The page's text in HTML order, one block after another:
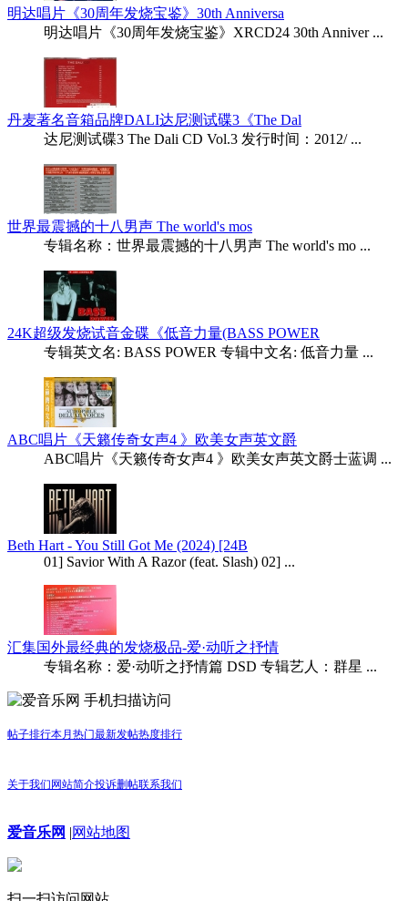
明达唱片《30周年发烧宝鉴》30th Anniversa
明达唱片《30周年发烧宝鉴》XRCD24 30th Anniver ...
丹麦著名音箱品牌DALI达尼测试碟3《The Dal
达尼测试碟3 The Dali CD Vol.3 发行时间：2012/ ...
世界最震撼的十八男声 The world's mos
专辑名称：世界最震撼的十八男声 The world's mo ...
24K超级发烧试音金碟《低音力量(BASS POWER
专辑英文名: BASS POWER 专辑中文名: 低音力量 ...
ABC唱片《天籁传奇女声4 》欧美女声英文爵
ABC唱片《天籁传奇女声4 》欧美女声英文爵士蓝调 ...
Beth Hart - You Still Got Me (2024) [24B
01] Savior With A Razor (feat. Slash) 02] ...
汇集国外最经典的发烧极品-爱·动听之抒情
专辑名称：爱·动听之抒情篇 DSD 专辑艺人：群星 ...
手机扫描访问
帖子排行本月热门最新发帖热度排行
关于我们 网站简介投诉删帖联系我们
爱音乐网 |网站地图